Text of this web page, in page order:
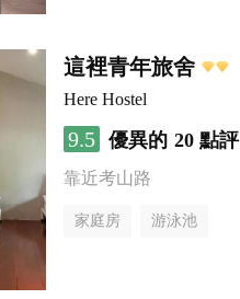
這裡青年旅舍
Here Hostel
9.5 優異的 20 點評
靠近考山路
家庭房 游泳池